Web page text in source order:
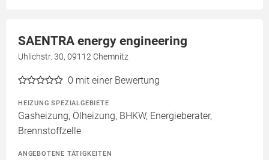
SAENTRA energy engineering
Uhlichstr. 30, 09112 Chemnitz
0 mit einer Bewertung
HEIZUNG SPEZIALGEBIETE
Gasheizung, Ölheizung, BHKW, Energieberater,
Brennstoffzelle
ANGEBOTENE TÄTIGKEITEN